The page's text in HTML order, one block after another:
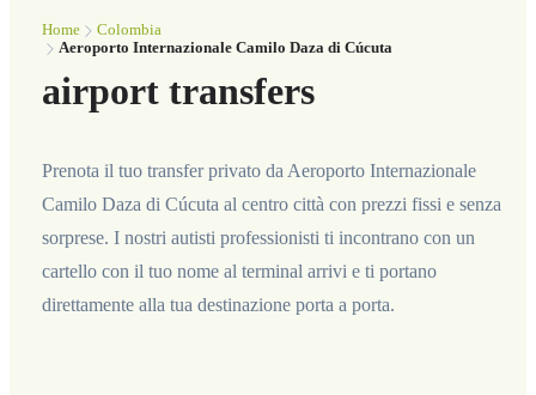
Home
Colombia
Aeroporto Internazionale Camilo Daza di Cúcuta
airport transfers
Prenota il tuo transfer privato da Aeroporto Internazionale
Camilo Daza di Cúcuta al centro città con prezzi fissi e senza
sorprese. I nostri autisti professionisti ti incontrano con un
cartello con il tuo nome al terminal arrivi e ti portano
direttamente alla tua destinazione porta a porta.